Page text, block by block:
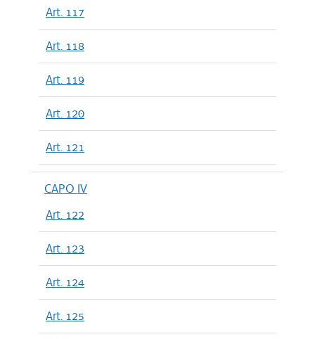
Art. 117
Art. 118
Art. 119
Art. 120
Art. 121
CAPO IV
Art. 122
Art. 123
Art. 124
Art. 125